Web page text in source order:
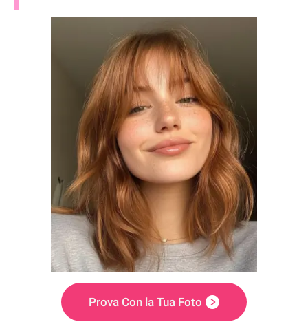
Prova Con la Tua Foto